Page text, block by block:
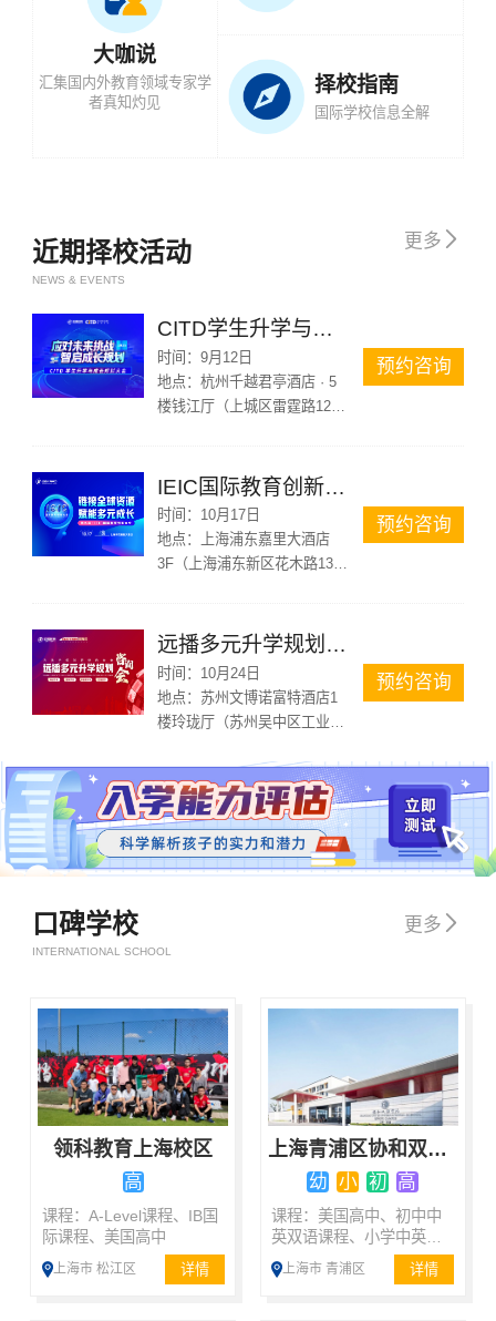
大咖说
汇集国内外教育领域专家学
者真知灼见
择校指南
国际学校信息全解
近期择校活动
NEWS & EVENTS
更多 
CITD学生升学与成长规划大会杭州站
时间：9月12日
地点：杭州千越君亭酒店 · 5
楼钱江厅（上城区雷霆路126
预约咨询
IEIC国际教育创新大会
时间： 10月17日
地点：
上海浦东嘉里大酒店
3F（上海浦东新区花木路1388
预约咨询
远播多元升学规划咨询会苏州站
时间： 10月24日
地点：苏州文博诺富特酒店1
楼玲珑厅（苏州吴中区工业园
预约咨询
口碑学校
INTERNATIONAL SCHOOL
更多 
领科教育上海校区
高
课程：A-Level课程、IB国
际课程、美国高中
上海市 松江区 详情
上海青浦区协和双语学校
幼 小 初 高
课程：美国高中、初中中
英双语课程、小学中英双
语课程、双语国际课程
上海市 青浦区 详情